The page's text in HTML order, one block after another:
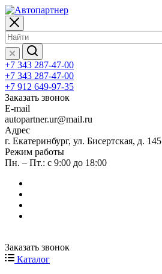
+7 343 287-47-00
+7 343 287-47-00
+7 912 649-97-35
Заказать звонок
E-mail
autopartner.ur@mail.ru
Адрес
г. Екатеринбург, ул. Бисертская, д. 145
Режим работы
Пн. – Пт.: с 9:00 до 18:00
Заказать звонок
Каталог